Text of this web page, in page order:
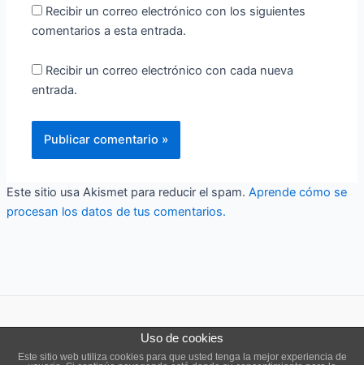
Recibir un correo electrónico con los siguientes
comentarios a esta entrada.
Recibir un correo electrónico con cada nueva
entrada.
Este sitio usa Akismet para reducir el spam. Aprende cómo se
procesan los datos de tus comentarios.
Uso de cookies
Este sitio web utiliza cookies para que usted tenga la mejor experiencia de